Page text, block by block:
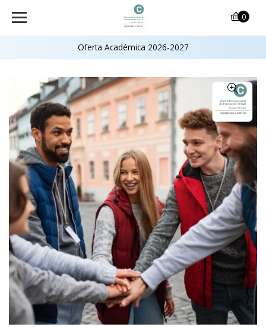
Oferta Académica 2026-2027
0